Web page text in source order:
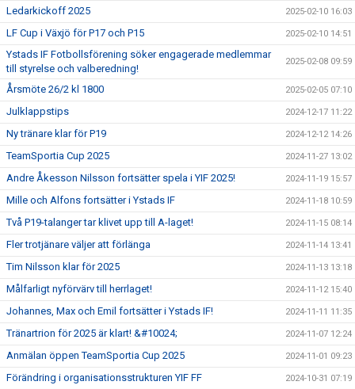
Ledarkickoff 2025 2025-02-10 16:03
LF Cup i Växjö för P17 och P15 2025-02-10 14:51
Ystads IF Fotbollsförening söker engagerade medlemmar
till styrelse och valberedning!
2025-02-08 09:59
Årsmöte 26/2 kl 1800 2025-02-05 07:10
Julklappstips 2024-12-17 11:22
Ny tränare klar för P19 2024-12-12 14:26
TeamSportia Cup 2025 2024-11-27 13:02
Andre Åkesson Nilsson fortsätter spela i YIF 2025! 2024-11-19 15:57
Mille och Alfons fortsätter i Ystads IF 2024-11-18 10:59
Två P19-talanger tar klivet upp till A-laget! 2024-11-15 08:14
Fler trotjänare väljer att förlänga 2024-11-14 13:41
Tim Nilsson klar för 2025 2024-11-13 13:18
Målfarligt nyförvärv till herrlaget! 2024-11-12 15:40
Johannes, Max och Emil fortsätter i Ystads IF! 2024-11-11 11:35
Tränartrion för 2025 är klart! &#10024; 2024-11-07 12:24
Anmälan öppen TeamSportia Cup 2025 2024-11-01 09:23
Förändring i organisationsstrukturen YIF FF 2024-10-31 07:19